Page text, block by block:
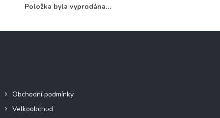
Položka byla vyprodána…
Obchodní podmínky
Velkoobchod